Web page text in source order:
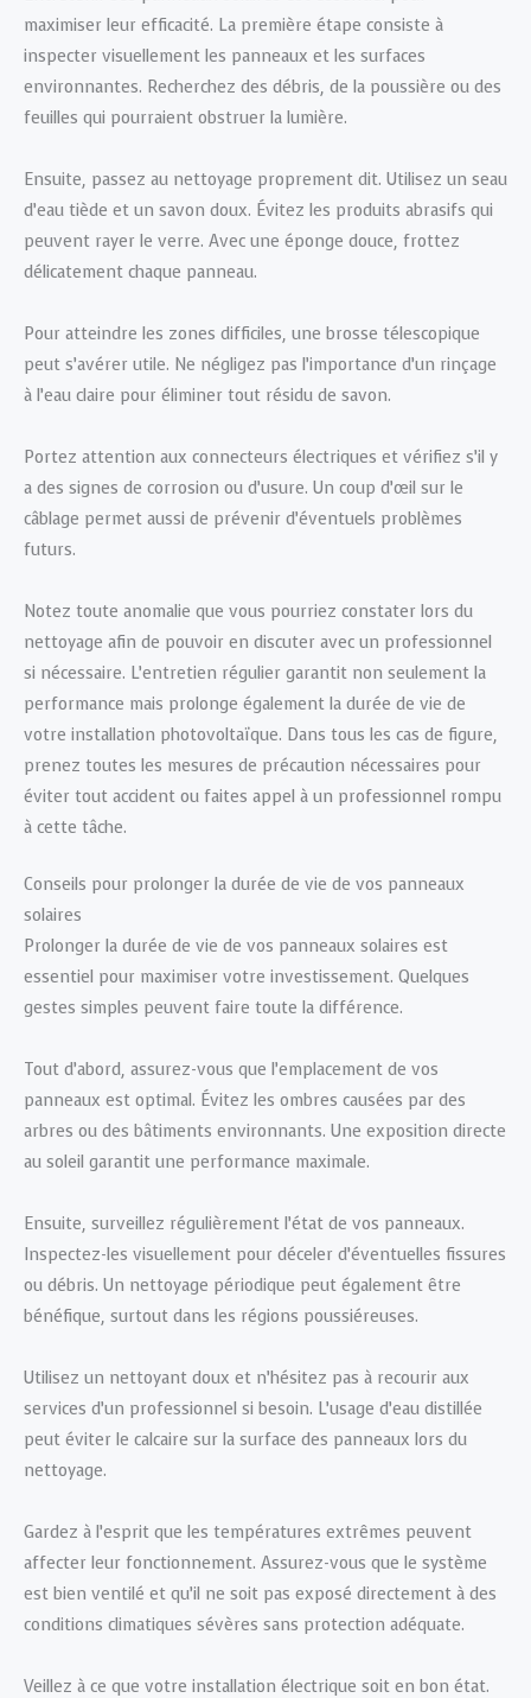
maximiser leur efficacité. La première étape consiste à
inspecter visuellement les panneaux et les surfaces
environnantes. Recherchez des débris, de la poussière ou des
feuilles qui pourraient obstruer la lumière.
Ensuite, passez au nettoyage proprement dit. Utilisez un seau
d’eau tiède et un savon doux. Évitez les produits abrasifs qui
peuvent rayer le verre. Avec une éponge douce, frottez
délicatement chaque panneau.
Pour atteindre les zones difficiles, une brosse télescopique
peut s’avérer utile. Ne négligez pas l’importance d’un rinçage
à l’eau claire pour éliminer tout résidu de savon.
Portez attention aux connecteurs électriques et vérifiez s’il y
a des signes de corrosion ou d’usure. Un coup d’œil sur le
câblage permet aussi de prévenir d’éventuels problèmes
futurs.
Notez toute anomalie que vous pourriez constater lors du
nettoyage afin de pouvoir en discuter avec un professionnel
si nécessaire. L’entretien régulier garantit non seulement la
performance mais prolonge également la durée de vie de
votre installation photovoltaïque. Dans tous les cas de figure,
prenez toutes les mesures de précaution nécessaires pour
éviter tout accident ou faites appel à un professionnel rompu
à cette tâche.
Conseils pour prolonger la durée de vie de vos panneaux
solaires
Prolonger la durée de vie de vos panneaux solaires est
essentiel pour maximiser votre investissement. Quelques
gestes simples peuvent faire toute la différence.
Tout d’abord, assurez-vous que l’emplacement de vos
panneaux est optimal. Évitez les ombres causées par des
arbres ou des bâtiments environnants. Une exposition directe
au soleil garantit une performance maximale.
Ensuite, surveillez régulièrement l’état de vos panneaux.
Inspectez-les visuellement pour déceler d’éventuelles fissures
ou débris. Un nettoyage périodique peut également être
bénéfique, surtout dans les régions poussiéreuses.
Utilisez un nettoyant doux et n’hésitez pas à recourir aux
services d’un professionnel si besoin. L’usage d’eau distillée
peut éviter le calcaire sur la surface des panneaux lors du
nettoyage.
Gardez à l’esprit que les températures extrêmes peuvent
affecter leur fonctionnement. Assurez-vous que le système
est bien ventilé et qu’il ne soit pas exposé directement à des
conditions climatiques sévères sans protection adéquate.
Veillez à ce que votre installation électrique soit en bon état.